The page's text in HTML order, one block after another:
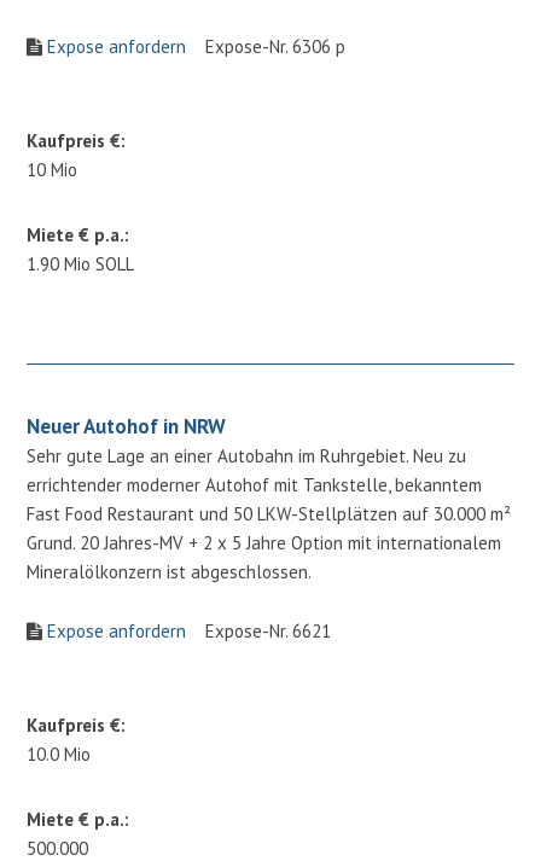
Expose anfordern Expose-Nr. 6306 p
Kaufpreis €:
10 Mio
Miete € p.a.:
1.90 Mio SOLL
Neuer Autohof in NRW
Sehr gute Lage an einer Autobahn im Ruhrgebiet. Neu zu
errichtender moderner Autohof mit Tankstelle, bekanntem
Fast Food Restaurant und 50 LKW-Stellplätzen auf 30.000 m²
Grund. 20 Jahres-MV + 2 x 5 Jahre Option mit internationalem
Mineralölkonzern ist abgeschlossen.
Expose anfordern Expose-Nr. 6621
Kaufpreis €:
10.0 Mio
Miete € p.a.:
500.000